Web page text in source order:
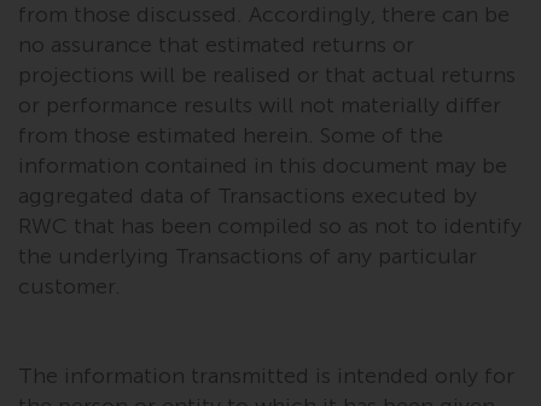
from those discussed. Accordingly, there can be
no assurance that estimated returns or
projections will be realised or that actual returns
or performance results will not materially differ
from those estimated herein. Some of the
information contained in this document may be
aggregated data of Transactions executed by
RWC that has been compiled so as not to identify
the underlying Transactions of any particular
customer.
The information transmitted is intended only for